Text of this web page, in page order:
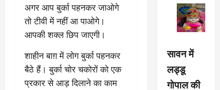
अगर आप बुर्का पहनकर जाओगे
तो टीवी में नहीं आ पाओगे।
आपकी शक्ल छिप जाएगी।
शाहीन बाग़ में लोग बुर्का पहनकर
बैठे हैं। बुर्का चोर चकोरों को एक
प्रकार से आड़ दिलाने का काम
सावन में
लड्डू
गोपाल की